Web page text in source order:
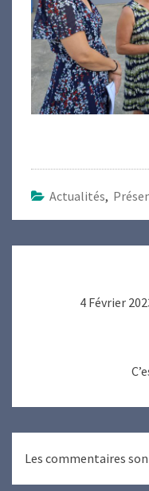
Actualités,
4 Février
Les commentaires